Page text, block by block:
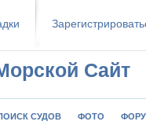
Сайт
СУДОВ ФОТО